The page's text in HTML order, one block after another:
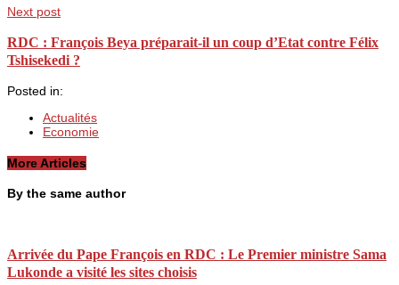
Next post
RDC : François Beya préparait-il un coup d’Etat contre Félix
Tshisekedi ?
Posted in:
Actualités
Economie
More Articles
By the same author
Arrivée du Pape François en RDC : Le Premier ministre Sama
Lukonde a visité les sites choisis